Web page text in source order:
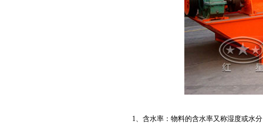
1、含水率：物料的含水率又称湿度或水